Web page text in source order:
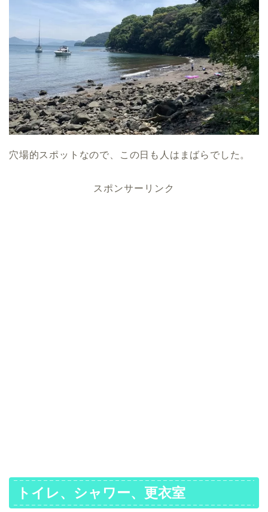
穴場的スポットなので、この日も人はまばらでした。
スポンサーリンク
トイレ、シャワー、更衣室